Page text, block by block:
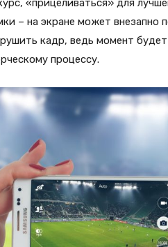
«прицеливаться» для
– на экране может внезапно
кадр, ведь момент
процессу.